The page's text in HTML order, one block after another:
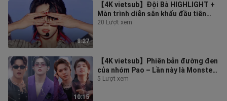
8:27
【4K vietsub】Đội Bà HIGHLIGHT +
Màn trình diễn sân khấu đầu tiên
của I Don't Understand But I Luv U丨
20 Lượt xem
10:15
【4K vietsub】Phiên bản đường đen
của nhóm Pao – Lần này là Monster,
Choi Seung-cheol à, cậu cười ngọt
5 Lượt xem
Bahasa Melayu